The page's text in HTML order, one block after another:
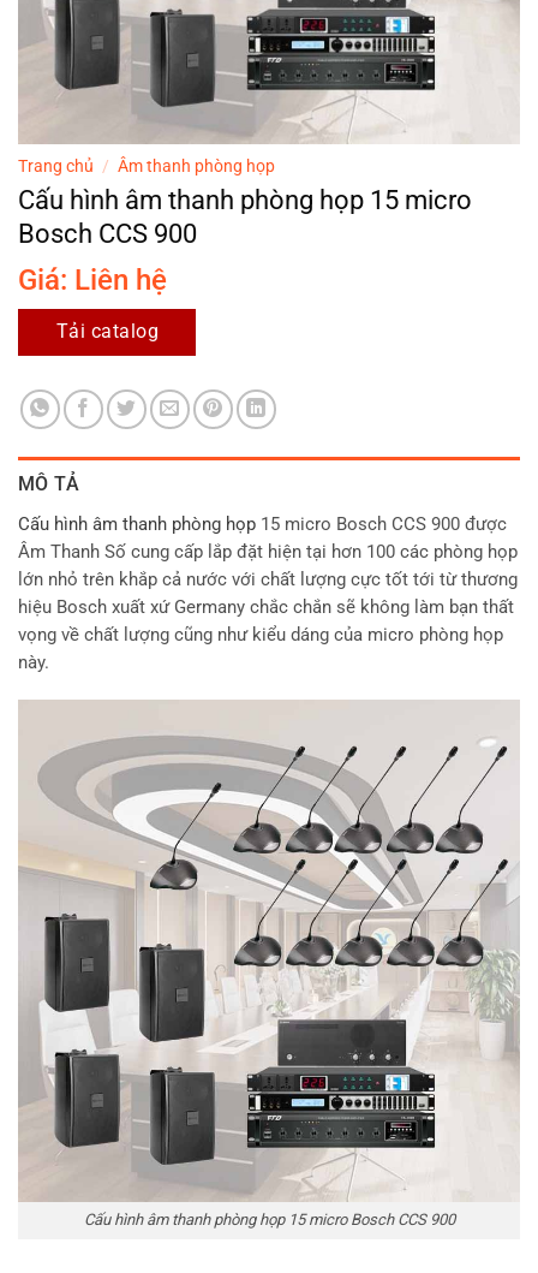
Trang chủ / Âm thanh phòng họp
Cấu hình âm thanh phòng họp 15 micro
Bosch CCS 900
Giá: Liên hệ
Tải catalog
MÔ TẢ
Cấu hình âm thanh phòng họp 15 micro Bosch CCS 900 được
Âm Thanh Số cung cấp lắp đặt hiện tại hơn 100 các phòng họp
lớn nhỏ trên khắp cả nước với chất lượng cực tốt tới từ thương
hiệu Bosch xuất xứ Germany chắc chắn sẽ không làm bạn thất
vọng về chất lượng cũng như kiểu dáng của micro phòng họp
này.
Cấu hình âm thanh phòng họp 15 micro Bosch CCS 900